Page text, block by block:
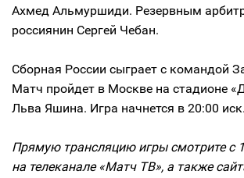
Ахмед Альмуршиди. Резервным
россиянин Сергей Чебан.
Сборная России сыграет с командой
Матч пройдет в Москве на стадионе
Льва Яшина. Игра начнется в 20:00 иск.
Прямую трансляцию игры смотрите с
на телеканале «Матч ТВ», а также